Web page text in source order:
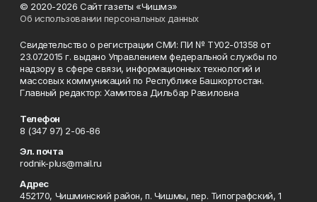
© 2020-2026 Сайт газеты «Чишмэ»
Об использовании персональных данных
Свидетельство о регистрации СМИ: ПИ № ТУ02-01358 от
23.07.2015 г. выдано Управлением федеральной службы по
надзору в сфере связи, информационных технологий и
массовых коммуникаций по Республике Башкортостан.
Главный редактор: Хамитова Дильбар Равиловна
Телефон
8 (347 97) 2-06-86
Эл. почта
rodnik-plus@mail.ru
Адрес
452170, Чишминский район, п. Чишмы, пер. Типографский, 1